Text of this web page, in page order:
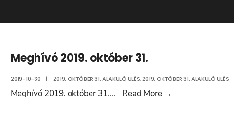
Meghívó 2019. október 31.
2019-10-30 | 2019. OKTÓBER 31. ALAKULÓ ÜLÉS,2019. OKTÓBER 31. ALAKULÓ ÜLÉS
Meghívó 2019. október 31.... Read More →